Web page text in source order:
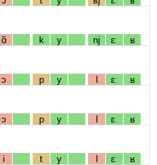
ɑ̃ k y nj ɛː ʁ
ɔ p y l ɛː ʁ
ɔ p y l ɛː ʁ
i t y l ɛː ʁ